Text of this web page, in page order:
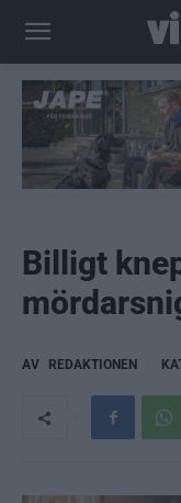
Billigt
AV REDAKTIONEN